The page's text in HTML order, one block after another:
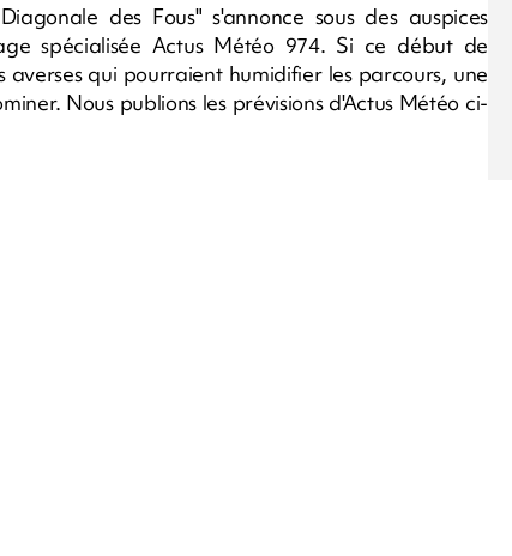
des Fous" s'annonce sous des auspices
spécialisée Actus Météo 974. Si ce début de
qui pourraient humidifier les parcours, une
Nous publions les prévisions d'Actus Météo ci-